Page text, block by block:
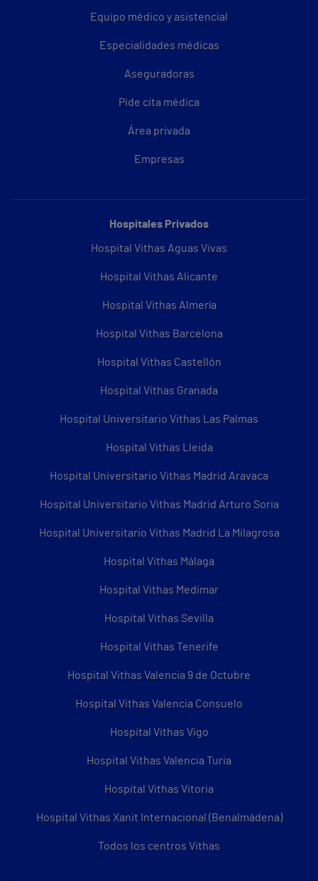
Equipo médico y asistencial
Especialidades médicas
Aseguradoras
Pide cita médica
Área privada
Empresas
Hospitales Privados
Hospital Vithas Aguas Vivas
Hospital Vithas Alicante
Hospital Vithas Almería
Hospital Vithas Barcelona
Hospital Vithas Castellón
Hospital Vithas Granada
Hospital Universitario Vithas Las Palmas
Hospital Vithas Lleida
Hospital Universitario Vithas Madrid Aravaca
Hospital Universitario Vithas Madrid Arturo Soria
Hospital Universitario Vithas Madrid La Milagrosa
Hospital Vithas Málaga
Hospital Vithas Medimar
Hospital Vithas Sevilla
Hospital Vithas Tenerife
Hospital Vithas Valencia 9 de Octubre
Hospital Vithas Valencia Consuelo
Hospital Vithas Vigo
Hospital Vithas Valencia Turia
Hospital Vithas Vitoria
Hospital Vithas Xanit Internacional (Benalmádena)
Todos los centros Vithas